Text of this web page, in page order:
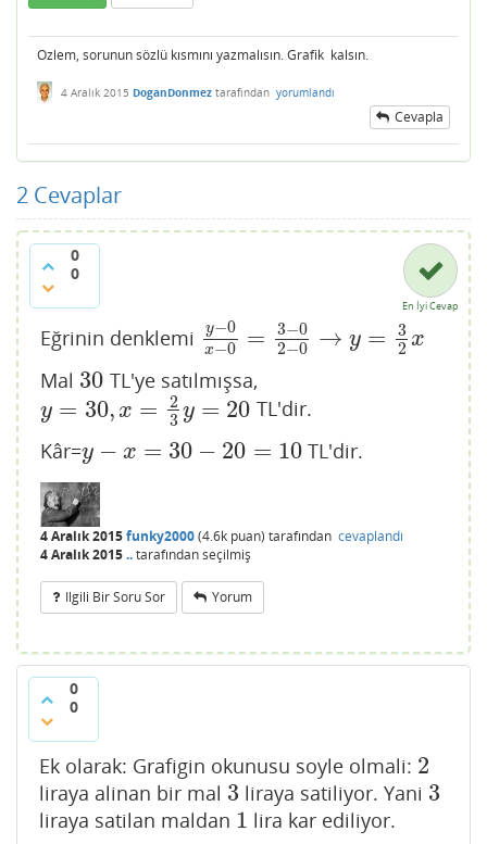
Ozlem, sorunun sözlü kısmını yazmalısın. Grafik kalsın.
4 Aralık 2015 DoganDonmez tarafından yorumlandı
Cevapla
2 Cevaplar
0
0
En İyi Cevap
Eğrinin denklemi y−0
x−0 = 3−0
2−0 → y =
3
2 x
y−0x −0= 3−02 −0→y =3 2x
Mal 30
30 TL'ye satılmışsa,
y = 30, x =
2
3 y = 20
y=30 ,x=23y =20
TL'dir.
Kâr=y − x = 30 − 20 = 10
y−x= 30 −20=10 TL'dir.
4 Aralık 2015funky2000(4.6k puan) tarafından cevaplandı
4 Aralık 2015..tarafındanseçilmiş
Ilgili Bir Soru Sor Yorum
0
0
Ek olarak: Grafigin okunusu soyle olmali: 2
2
liraya alinan bir mal 3
3 liraya satiliyor. Yani 3
3
liraya satilan maldan 1
1 lira kar ediliyor.